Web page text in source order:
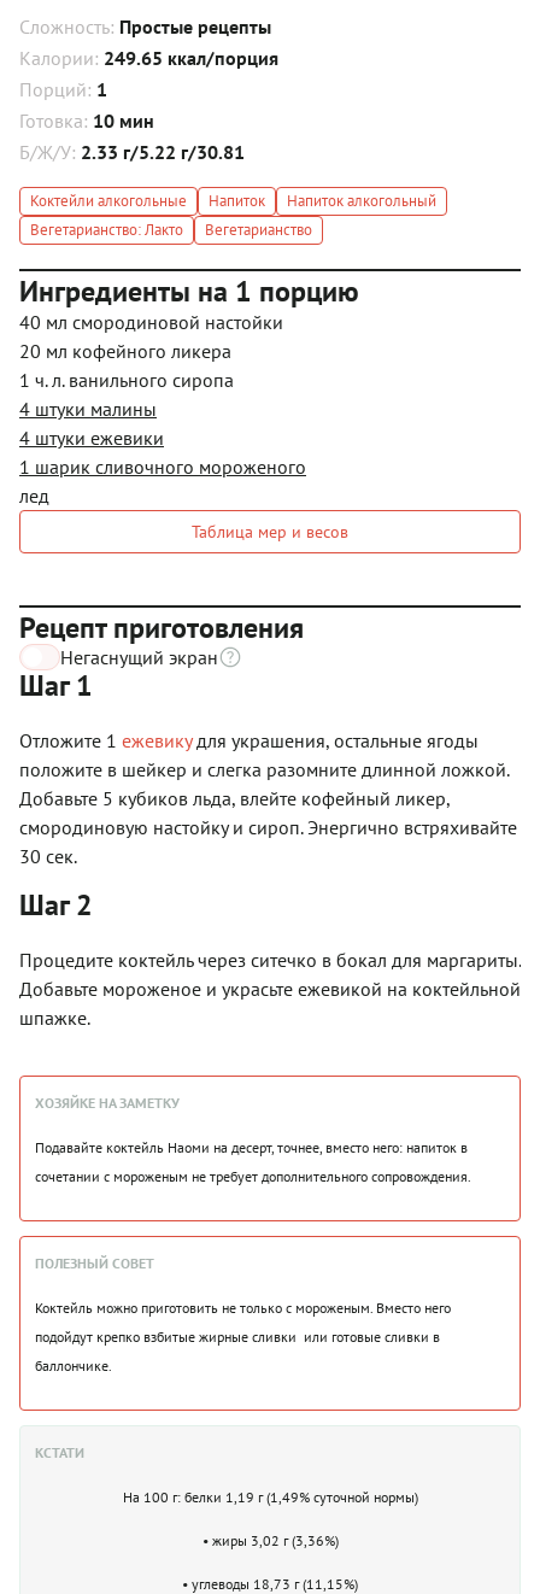
Сложность: Простые рецепты
Калории: 249.65 ккал/порция
Порций: 1
Готовка: 10 мин
Б/Ж/У: 2.33 г/5.22 г/30.81
Коктейли алкогольные Напиток
Напиток алкогольный
Вегетарианство: Лакто
Вегетарианство
Ингредиенты на 1 порцию
40 мл смородиновой настойки
20 мл кофейного ликера
1 ч. л. ванильного сиропа
4 штуки малины
4 штуки ежевики
1 шарик сливочного мороженого
лед
Таблица мер и весов
Рецепт приготовления
Негаснущий экран
Шаг 1
Отложите 1 ежевикудля украшения, остальные ягоды
положите в шейкер и слегка разомните длинной ложкой.
Добавьте 5 кубиков льда, влейте кофейный ликер,
смородиновую настойку и сироп. Энергично встряхивайте
30 сек.
Шаг 2
Процедите коктейль через ситечко в бокал для маргариты.
Добавьте мороженое и украсьте ежевикой на коктейльной
шпажке.
ХОЗЯЙКЕ НА ЗАМЕТКУ
Подавайте коктейль Наоми на десерт, точнее, вместо него: напиток в
сочетании с мороженым не требует дополнительного сопровождения.
ПОЛЕЗНЫЙ СОВЕТ
Коктейль можно приготовить не только с мороженым. Вместо него
подойдут крепко взбитые жирные сливки или готовые сливки в
баллончике.
КСТАТИ
На 100 г: белки 1,19 г (1,49% суточной нормы)
• жиры 3,02 г (3,36%)
• углеводы 18,73 г (11,15%)